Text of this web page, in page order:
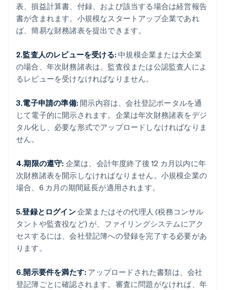
表、損益計算書、付録、および該当する場合は経営報告
書が含まれます。小規模なスタートアップ企業であれ
ば、簡易な財務諸表を提出できます。
2.監査人のレビューを受ける: 中規模企業または大企業
の場合、年次財務諸表は、監査役または公認監査人によ
るレビューを受けなければなりません。
3.電子申請の準備: 開示内容は、会社登記ポータルを通
じて電子的に開示されます。企業は年次財務諸表をデジ
タル化し、必要な形式でアップロードしなければなりま
せん。
4.期限の遵守: 企業は、会計年度終了後 12 カ月以内に年
次財務諸表を開示しなければなりません。小規模企業の
場合、6 カ月の期間延長が適用されます。
5.登録とログイン企業またはその代理人 (税務コンサル
タントや監査役など) が、ファイリングシステムにアク
セスするには、会社登記簿への登録を完了する必要があ
ります。
6.開示要件を満たす: アップロードされた書類は、会社
登記簿ごとに確認されます。審査に問題がなければ、年